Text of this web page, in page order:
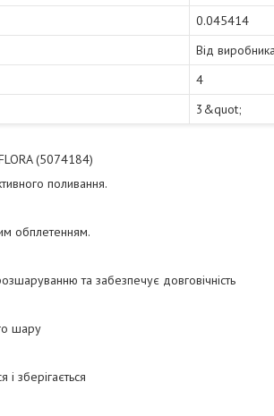
0.045414
Від
4
3&quot;
(5074184)
поливання.
обплетенням.
та забезпечує довговічність
шару
і зберігається